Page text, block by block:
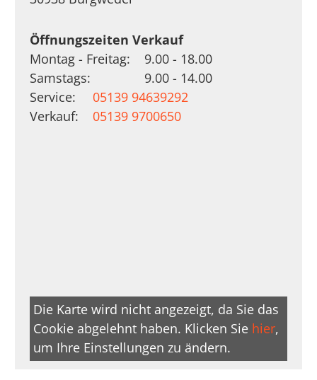
Öffnungszeiten Verkauf
Montag - Freitag:
9.00 - 18.00
Samstags:
9.00 - 14.00
Service:
05139 94639292
Verkauf:
05139 9700650
Die Karte wird nicht angezeigt, da Sie das
Cookie abgelehnt haben. Klicken Sie hier,
um Ihre Einstellungen zu ändern.